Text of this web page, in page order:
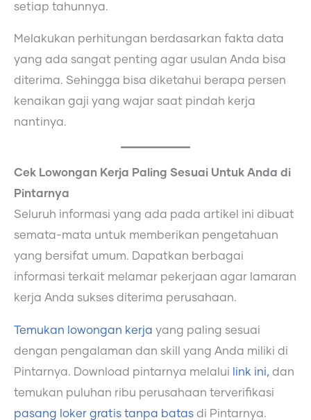
setiap tahunnya.
Melakukan perhitungan berdasarkan fakta data
yang ada sangat penting agar usulan Anda bisa
diterima. Sehingga bisa diketahui berapa persen
kenaikan gaji yang wajar saat pindah kerja
nantinya.
Cek Lowongan Kerja Paling Sesuai Untuk Anda di
Pintarnya
Seluruh informasi yang ada pada artikel ini dibuat
semata-mata untuk memberikan pengetahuan
yang bersifat umum. Dapatkan berbagai
informasi terkait melamar pekerjaan agar lamaran
kerja Anda sukses diterima perusahaan.
Temukan lowongan kerja yang paling sesuai
dengan pengalaman dan skill yang Anda miliki di
Pintarnya. Download pintarnya melalui
link ini, dan
temukan puluhan ribu perusahaan terverifikasi
pasang loker gratis tanpa batas di Pintarnya.